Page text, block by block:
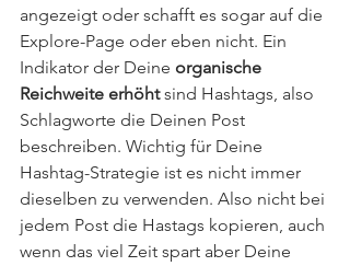
angezeigt oder schafft es sogar auf die
Explore-Page oder eben nicht. Ein
Indikator der Deine organische
Reichweite erhöht sind Hashtags, also
Schlagworte die Deinen Post
beschreiben. Wichtig für Deine
Hashtag-Strategie ist es nicht immer
dieselben zu verwenden. Also nicht bei
jedem Post die Hastags kopieren, auch
wenn das viel Zeit spart aber Deine